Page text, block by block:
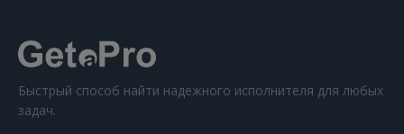
РЕГИСТРАЦИЯ
Быстрый способ найти надежного исполнителя для любых
задач.